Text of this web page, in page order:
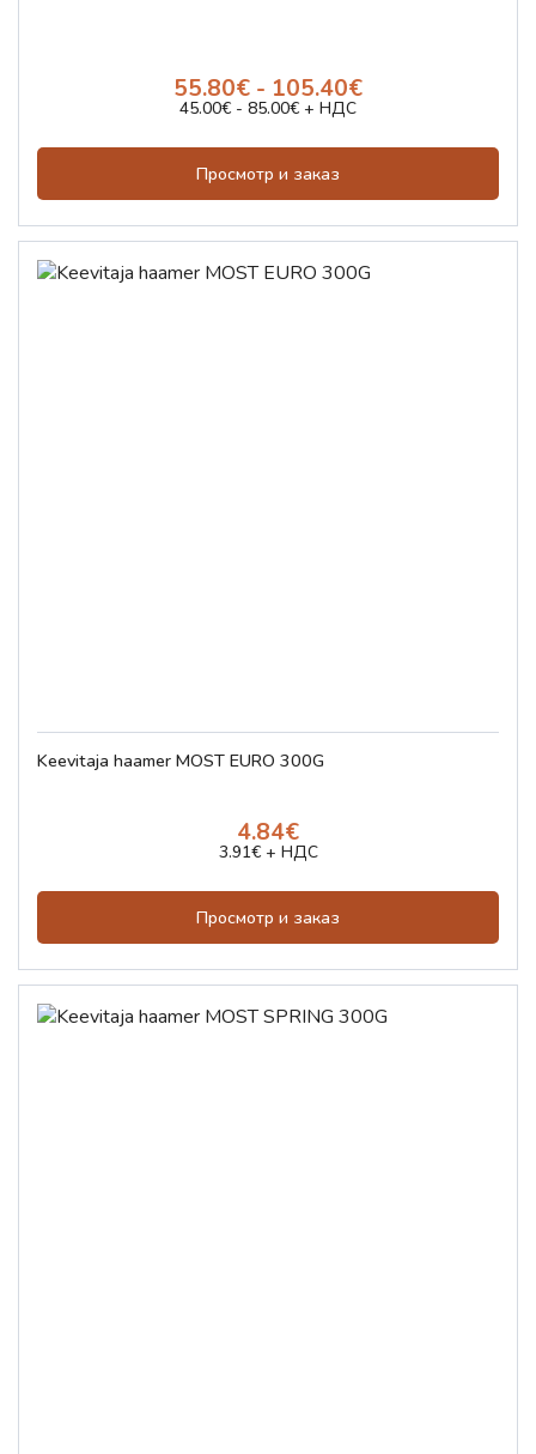
55.80€ - 105.40€
45.00€ - 85.00€ + НДС
Просмотр и заказ
Keevitaja haamer MOST EURO 300G
4.84€
3.91€ + НДС
Просмотр и заказ